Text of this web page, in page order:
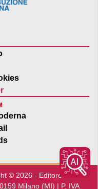
© 2026 - Editore:Edra
Milano (MI) | P. IVA